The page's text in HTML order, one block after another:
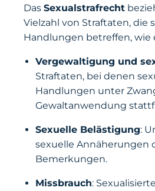
Das Sexualstrafrecht
Vielzahl von Straftaten, die
Handlungen betreffen, wie
Vergewaltigung und
Straftaten, bei denen
Handlungen unter
Gewaltanwendung
Sexuelle Belästigung:
sexuelle Annäherungen
Bemerkungen.
Missbrauch: